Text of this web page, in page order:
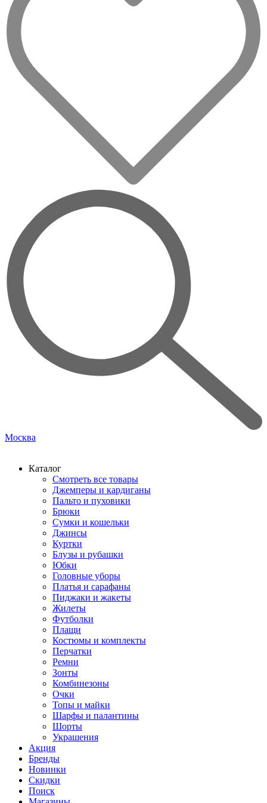
Москва
Каталог
Смотреть все товары
Джемперы и кардиганы
Пальто и пуховики
Брюки
Сумки и кошельки
Джинсы
Куртки
Блузы и рубашки
Юбки
Головные уборы
Платья и сарафаны
Пиджаки и жакеты
Жилеты
Футболки
Плащи
Костюмы и комплекты
Перчатки
Ремни
Зонты
Комбинезоны
Очки
Топы и майки
Шарфы и палантины
Шорты
Украшения
Акция
Бренды
Новинки
Скидки
Поиск